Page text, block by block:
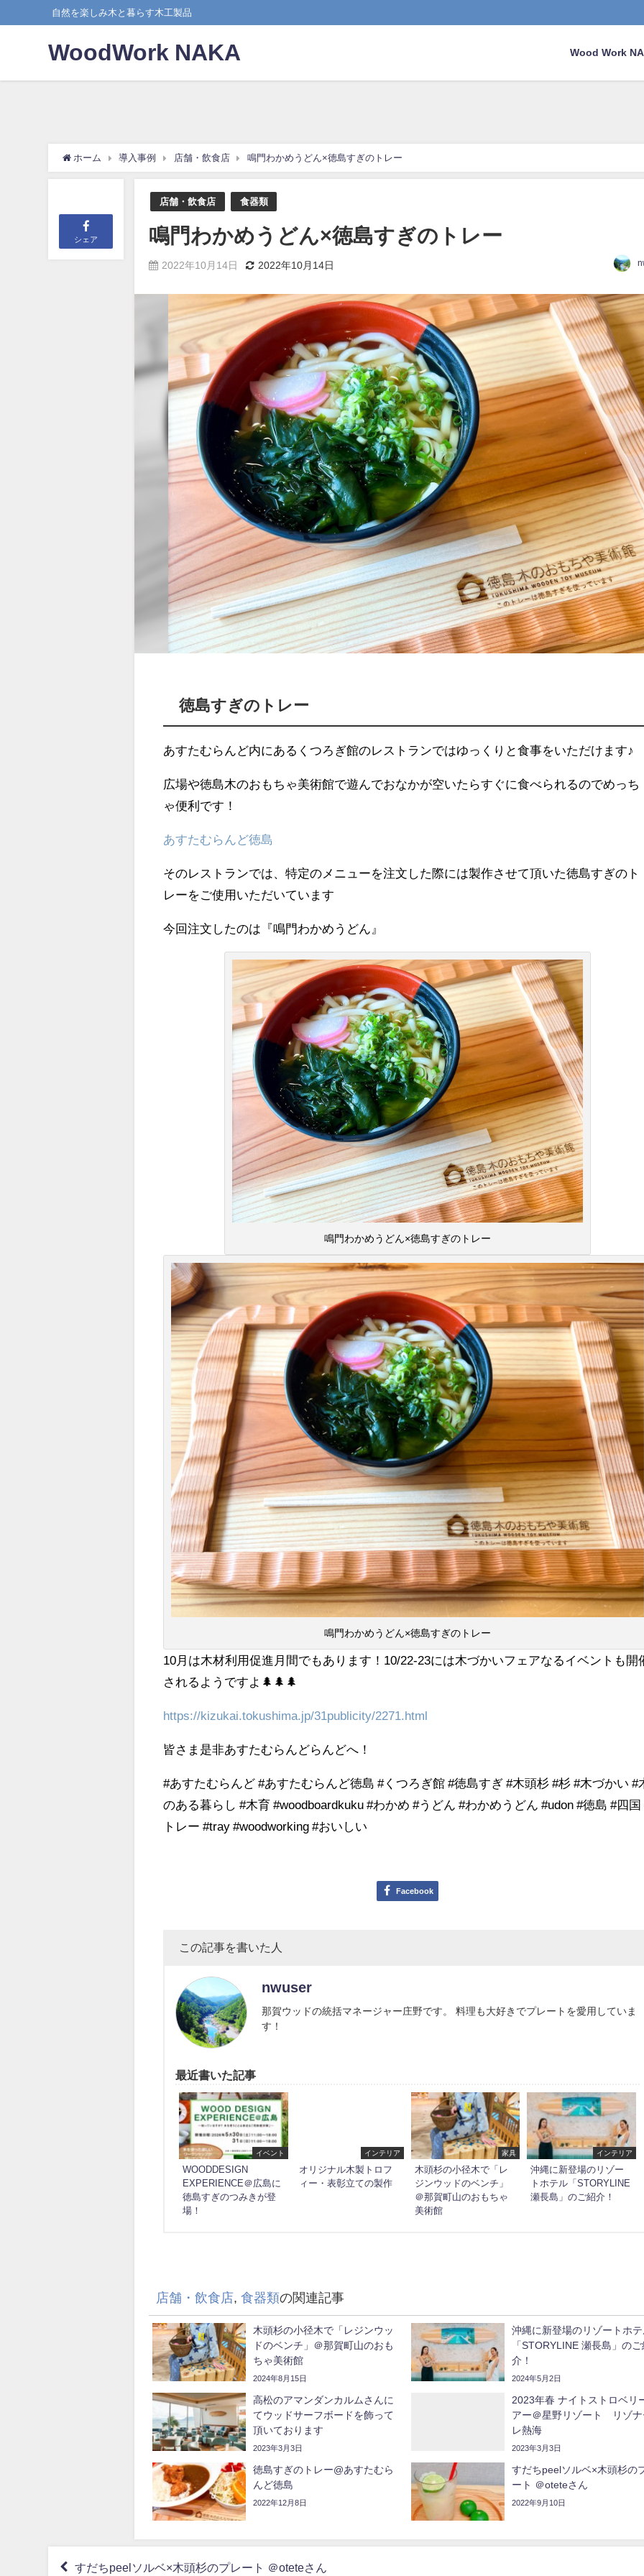
自然を楽しみ木と暮らす木工製品
WoodWork NAKA Wood Work
ホーム 導入事例 店舗・飲食店 鳴門わかめうどん×徳島すぎのトレー
シェア
店舗・飲食店 食器類
鳴門わかめうどん×徳島すぎのトレー
2022年10月14日 2022年10月14日
徳島すぎのトレー
あすたむらんど内にあるくつろぎ館のレストランではゆっくりと食事をいただけます♪
広場や徳島木のおもちゃ美術館で遊んでおなかが空いたらすぐに食べられるのでめっち
ゃ便利です！
あすたむらんど徳島
そのレストランでは、特定のメニューを注文した際には製作させて頂いた徳島すぎのト
レーをご使用いただいています
今回注文したのは『鳴門わかめうどん』
鳴門わかめうどん×徳島すぎのトレー
鳴門わかめうどん×徳島すぎのトレー
10月は木材利用促進月間でもあります！10/22-23には木づかいフェアなるイベントも開
されるようですよ🌲🌲🌲
https://kizukai.tokushima.jp/31publicity/2271.html
皆さま是非あすたむらんどらんどへ！
#あすたむらんど #あすたむらんど徳島 #くつろぎ館 #徳島すぎ #木頭杉 #杉 #木づかい #
のある暮らし #木育 #woodboardkuku #わかめ #うどん #わかめうどん #udon #徳島 #四国
トレー #tray #woodworking #おいしい
Facebook
この記事を書いた人
nwuser
那賀ウッドの統括マネージャー庄野です。 料理も大好きでプレートを愛用していま
す！
最近書いた記事
イベント
WOODDESIGN
EXPERIENCE＠広島に
徳島すぎのつみきが登
場！
インテリア
オリジナル木製トロフ
ィー・表彰立ての製作
家具
木頭杉の小径木で「レ
ジンウッドのベンチ」
＠那賀町山のおもちゃ
美術館
インテリア
沖縄に新登場のリゾー
トホテル「STORYLINE
瀬長島」のご紹介！
店舗・飲食店,食器類の関連記事
木頭杉の小径木で「レジンウッ
ドのベンチ」＠那賀町山のおも
ちゃ美術館
2024年8月15日
沖縄に新登場のリゾートホ
「STORYLINE 瀬長島」のご
介！
2024年5月2日
高松のアマンダンカルムさんに
てウッドサーフボードを飾って
頂いております
2023年3月3日
2023年春 ナイトストロベリ
アー＠星野リゾート リゾナ
レ熱海
2023年3月3日
徳島すぎのトレー@あすたむら
んど徳島
2022年12月8日
すだちpeelソルベ×木頭杉の
ート ＠oteteさん
2022年9月10日
すだちpeelソルベ×木頭杉のプレート ＠oteteさん